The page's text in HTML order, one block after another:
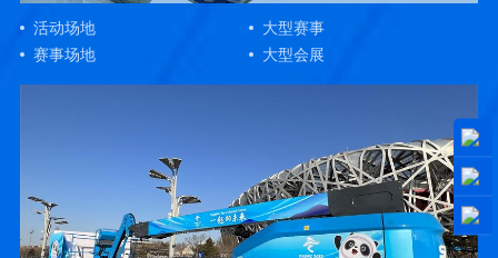
活动场地
大型赛事
赛事场地
大型会展